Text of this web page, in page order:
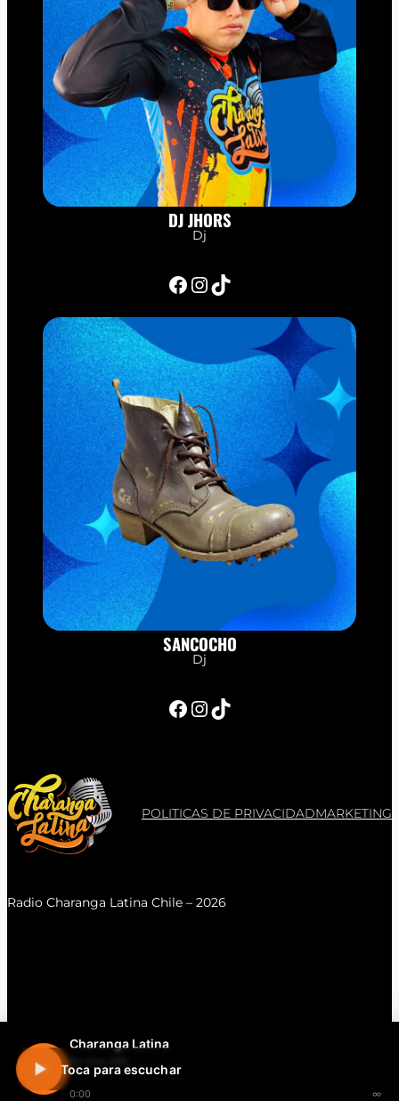
Charanga Latina
En vivo 24h
0:00 ∞
Toca para escuchar
DJ JHORS
Dj
Facebook InstagramTikTok
SANCOCHO
Dj
Facebook InstagramTikTok
POLITICAS DE PRIVACIDADMARKETING
Radio Charanga Latina Chile – 2026